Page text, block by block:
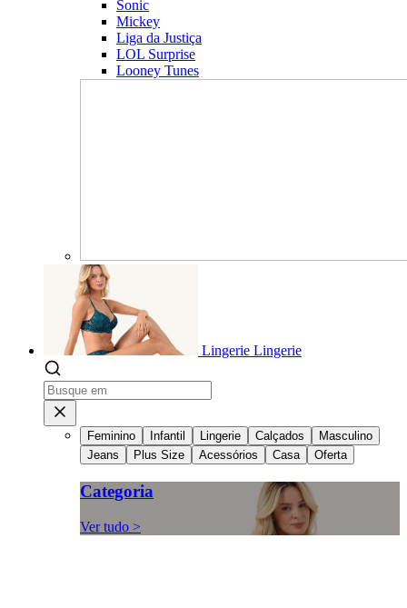
Sonic
Mickey
Liga da Justiça
LOL Surprise
Looney Tunes
Lingerie Lingerie
Feminino Infantil Lingerie Calçados
Masculino
Jeans
Plus Size Acessórios Casa Oferta
Categoria
Ver tudo >